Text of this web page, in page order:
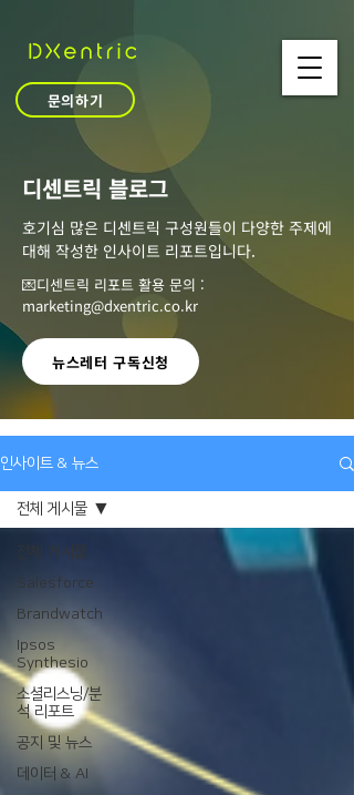
문의하기
​디센트릭 블로그
호기심 많은 디센트릭 구성원들이 다양한 주제에
대해 작성한 인사이트 리포트입니다.
💌디센트릭 리포트 활용 문의 :
marketing@dxentric.co.kr
뉴스레터 구독신청
인사이트 & 뉴스
전체 게시물
Salesforce
Brandwatch
Ipsos
Synthesio
소셜리스닝/분
석 리포트
공지 및 뉴스
데이터 & AI
전체 게시물